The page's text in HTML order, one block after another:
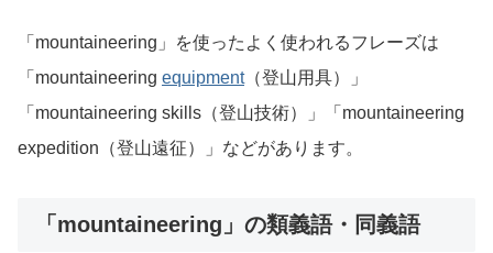
「mountaineering」を使ったよく使われるフレーズは
「mountaineering equipment（登山用具）」
「mountaineering skills（登山技術）」「mountaineering
expedition（登山遠征）」などがあります。
「mountaineering」の類義語・同義語